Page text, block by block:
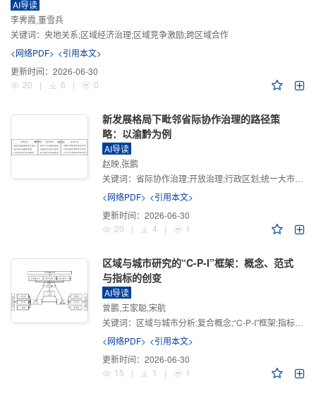
AI导读
李霁霞,董雪兵
关键词： 央地关系;区域经济治理;区域竞争激励;跨区域合作
<网络PDF> <引用本文>
更新时间： 2026-06-30
20
| 6 | 0
新发展格局下毗邻省际协作治理的路径策
略：以渝黔为例
AI导读
赵映,张鹏
关键词： 省际协作治理;开放治理;行政区划;统一大市场;新发展格局
<网络PDF> <引用本文>
更新时间： 2026-06-30
20
| 4 | 1
区域与城市研究的“C-P-I”框架：概念、范式
与指标的创变
AI导读
曾鹏,王家聪,宋航
关键词： 区域与城市分析;复合概念;“C-P-I”框架;指标体系
<网络PDF> <引用本文>
更新时间： 2026-06-30
15
| 1 | 1